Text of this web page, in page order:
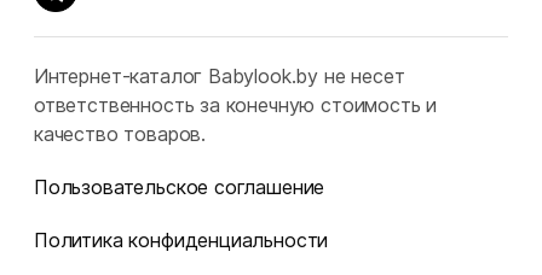
Интернет-каталог Babylook.by не несет
ответственность за конечную стоимость и
качество товаров.
Пользовательское соглашение
Политика конфиденциальности